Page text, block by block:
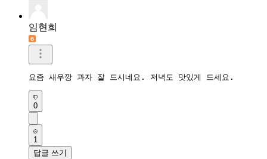
임현희
요즘 새우깡 과자 잘 드시네요. 저녁도 맛있게 드세요.
0
1
답글 쓰기